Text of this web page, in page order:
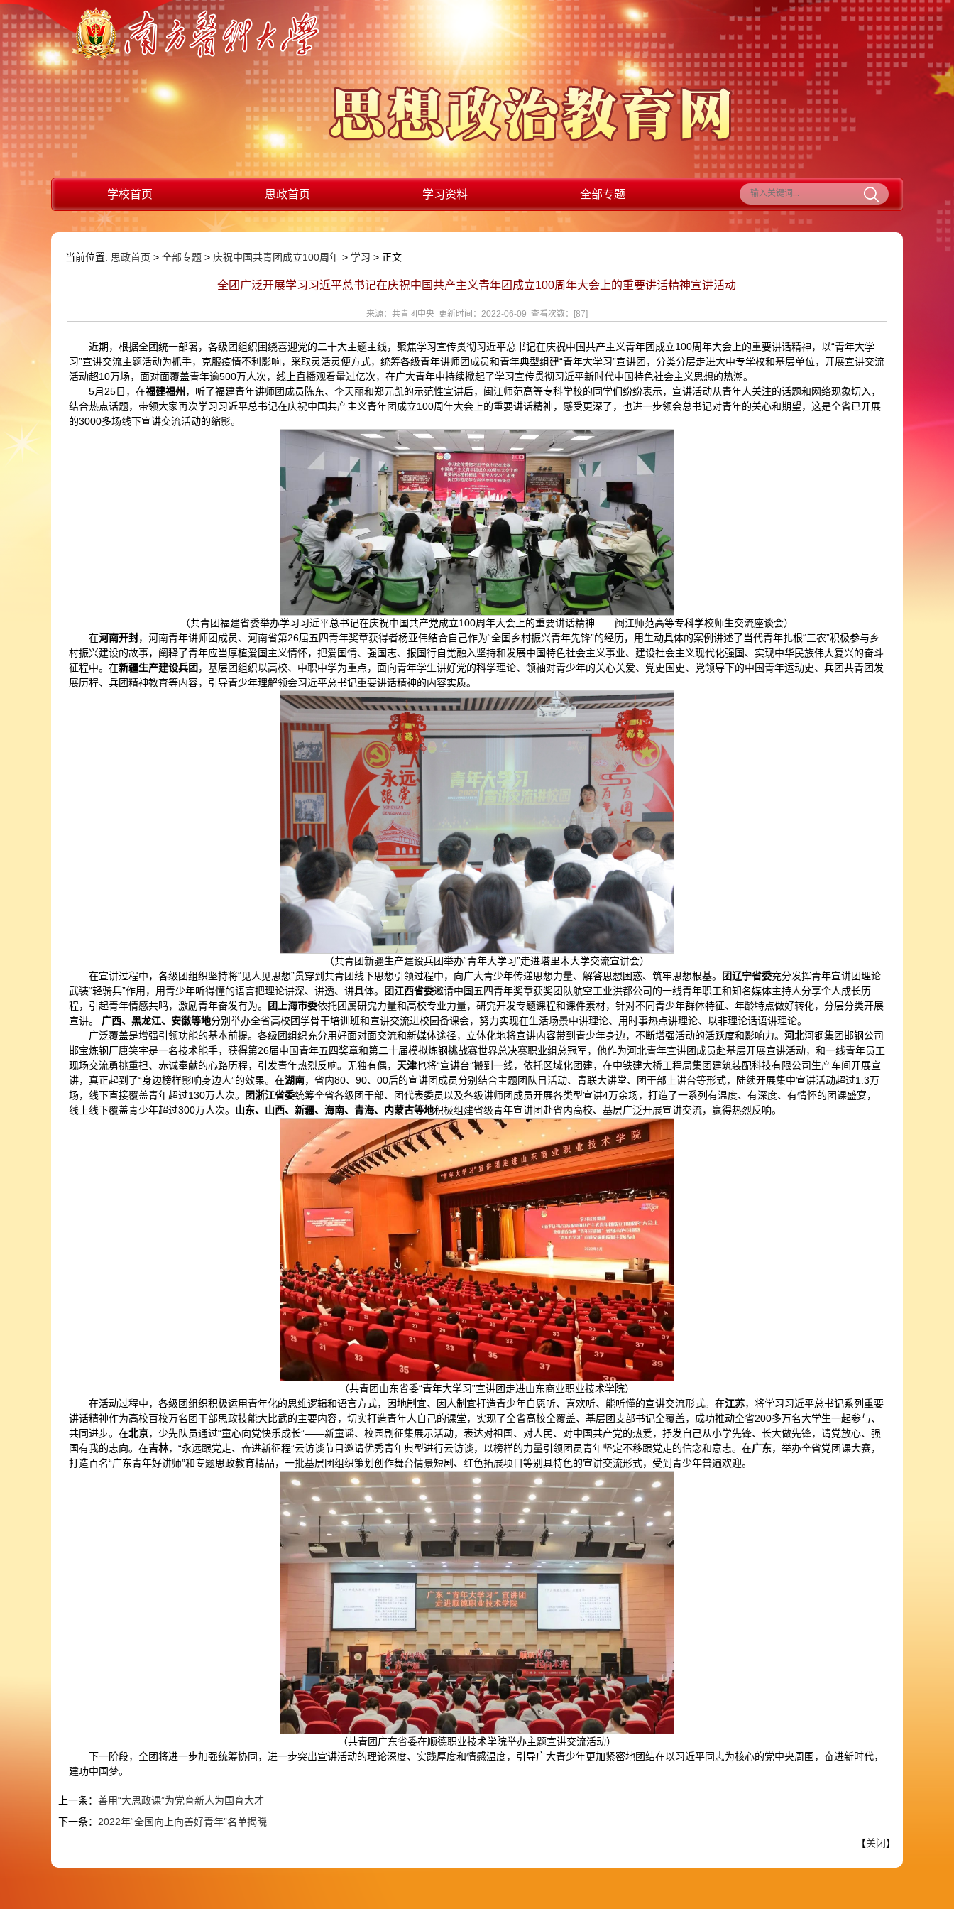
学校首页 思政首页 学习资料 全部专题
当前位置: 思政首页 > 全部专题 > 庆祝中国共青团成立100周年 > 学习 > 正文
全团广泛开展学习习近平总书记在庆祝中国共产主义青年团成立100周年大会上的重要讲话精神宣讲活动
来源：共青团中央 更新时间：2022-06-09 查看次数：[87]
近期，根据全团统一部署，各级团组织围绕喜迎党的二十大主题主线，聚焦学习宣传贯彻习近平总书记在庆祝中国共产主义青年团成立100周年大会上的重要讲话精神，以“青年大学
习”宣讲交流主题活动为抓手，克服疫情不利影响，采取灵活灵便方式，统筹各级青年讲师团成员和青年典型组建“青年大学习”宣讲团，分类分层走进大中专学校和基层单位，开展宣讲交流
活动超10万场，面对面覆盖青年逾500万人次，线上直播观看量过亿次，在广大青年中持续掀起了学习宣传贯彻习近平新时代中国特色社会主义思想的热潮。
5月25日，在福建福州 ，听了福建青年讲师团成员陈东、李天丽和郑元凯的示范性宣讲后，闽江师范高等专科学校的同学们纷纷表示，宣讲活动从青年人关注的话题和网络现象切入，
结合热点话题，带领大家再次学习习近平总书记在庆祝中国共产主义青年团成立100周年大会上的重要讲话精神，感受更深了，也进一步领会总书记对青年的关心和期望，这是全省已开展
的3000多场线下宣讲交流活动的缩影。
（共青团福建省委举办学习习近平总书记在庆祝中国共产党成立100周年大会上的重要讲话精神——闽江师范高等专科学校师生交流座谈会）
在河南开封，河南青年讲师团成员、河南省第26届五四青年奖章获得者杨亚伟结合自己作为“全国乡村振兴青年先锋”的经历，用生动具体的案例讲述了当代青年扎根“三农”积极参与乡
村振兴建设的故事，阐释了青年应当厚植爱国主义情怀，把爱国情、强国志、报国行自觉融入坚持和发展中国特色社会主义事业、建设社会主义现代化强国、实现中华民族伟大复兴的奋斗
征程中。在新疆生产建设兵团 ，基层团组织以高校、中职中学为重点，面向青年学生讲好党的科学理论、领袖对青少年的关心关爱、党史国史、党领导下的中国青年运动史、兵团共青团发
展历程、兵团精神教育等内容，引导青少年理解领会习近平总书记重要讲话精神的内容实质。
（共青团新疆生产建设兵团举办“青年大学习”走进塔里木大学交流宣讲会）
在宣讲过程中，各级团组织坚持将“见人见思想”贯穿到共青团线下思想引领过程中，向广大青少年传递思想力量、解答思想困惑、筑牢思想根基。
团辽宁省委充分发挥青年宣讲团理论
武装“轻骑兵”作用，用青少年听得懂的语言把理论讲深、讲透、讲具体。
团江西省委邀请中国五四青年奖章获奖团队航空工业洪都公司的一线青年职工和知名媒体主持人分享个人成长历
程，引起青年情感共鸣，激励青年奋发有为。
团上海市委依托团属研究力量和高校专业力量，研究开发专题课程和课件素材，针对不同青少年群体特征、年龄特点做好转化，分层分类开展
宣讲。
广西、黑龙江、安徽等地分别举办全省高校团学骨干培训班和宣讲交流进校园备课会，努力实现在生活场景中讲理论、用时事热点讲理论、以非理论话语讲理论。
广泛覆盖是增强引领功能的基本前提。各级团组织充分用好面对面交流和新媒体途径，立体化地将宣讲内容带到青少年身边，不断增强活动的活跃度和影响力。 河北河钢集团邯钢公司
邯宝炼钢厂唐笑宇是一名技术能手，获得第26届中国青年五四奖章和第二十届模拟炼钢挑战赛世界总决赛职业组总冠军，他作为河北青年宣讲团成员赴基层开展宣讲活动，和一线青年员工
现场交流勇挑重担、赤诚奉献的心路历程，引发青年热烈反响。无独有偶， 天津也将“宣讲台”搬到一线，依托区域化团建，在中铁建大桥工程局集团建筑装配科技有限公司生产车间开展宣
讲，真正起到了“身边榜样影响身边人”的效果。在湖南，省内80、90、00后的宣讲团成员分别结合主题团队日活动、青联大讲堂、团干部上讲台等形式，陆续开展集中宣讲活动超过1.3万
场，线下直接覆盖青年超过130万人次。
团浙江省委统筹全省各级团干部、团代表委员以及各级讲师团成员开展各类型宣讲4万余场，打造了一系列有温度、有深度、有情怀的团课盛宴，
线上线下覆盖青少年超过300万人次。 山东、山西、新疆、海南、青海、内蒙古等地积极组建省级青年宣讲团赴省内高校、基层广泛开展宣讲交流，赢得热烈反响。
（共青团山东省委“青年大学习”宣讲团走进山东商业职业技术学院）
在活动过程中，各级团组织积极运用青年化的思维逻辑和语言方式，因地制宜、因人制宜打造青少年自愿听、喜欢听、能听懂的宣讲交流形式。在江苏，将学习习近平总书记系列重要
讲话精神作为高校百校万名团干部思政技能大比武的主要内容，切实打造青年人自己的课堂，实现了全省高校全覆盖、基层团支部书记全覆盖，成功推动全省200多万名大学生一起参与、
共同进步。在北京，少先队员通过“童心向党快乐成长”——新童谣、校园剧征集展示活动，表达对祖国、对人民、对中国共产党的热爱，抒发自己从小学先锋、长大做先锋，请党放心、强
国有我的志向。在吉林，“永远跟党走、奋进新征程”云访谈节目邀请优秀青年典型进行云访谈，以榜样的力量引领团员青年坚定不移跟党走的信念和意志。在广东，举办全省党团课大赛，
打造百名“广东青年好讲师”和专题思政教育精品，一批基层团组织策划创作舞台情景短剧、红色拓展项目等别具特色的宣讲交流形式，受到青少年普遍欢迎。
（共青团广东省委在顺德职业技术学院举办主题宣讲交流活动）
下一阶段，全团将进一步加强统筹协同，进一步突出宣讲活动的理论深度、实践厚度和情感温度，引导广大青少年更加紧密地团结在以习近平同志为核心的党中央周围，奋进新时代，
建功中国梦。
上一条： 善用“大思政课”为党育新人为国育大才
下一条： 2022年“全国向上向善好青年”名单揭晓
【关闭】